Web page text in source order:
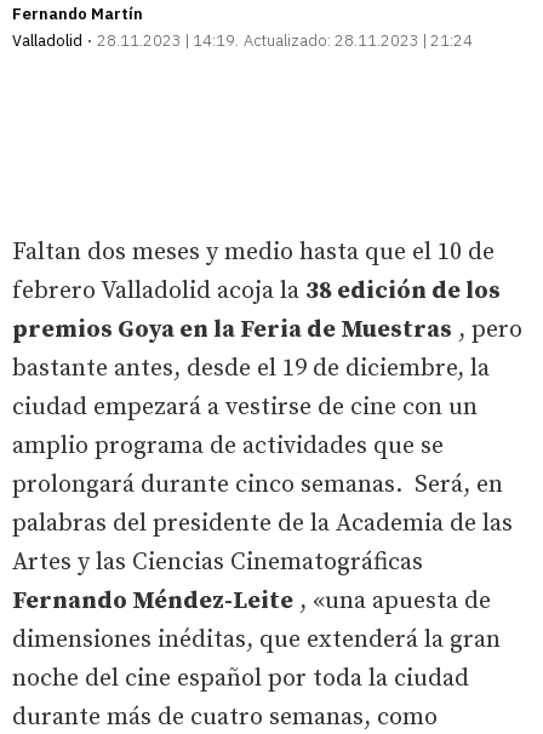
Fernando Martín
Valladolid
28.11.2023 | 14:19 Actualizado: 28.11.2023 | 21:24
Faltan dos meses y medio hasta que el 10 de
febrero Valladolid acoja la 38 edición de los
premios Goya en la Feria de Muestras , pero
bastante antes, desde el 19 de diciembre, la
ciudad empezará a vestirse de cine con un
amplio programa de actividades que se
prolongará durante cinco semanas. Será, en
palabras del presidente de la Academia de las
Artes y las Ciencias Cinematográficas
Fernando Méndez-Leite , «una apuesta de
dimensiones inéditas, que extenderá la gran
noche del cine español por toda la ciudad
durante más de cuatro semanas, como